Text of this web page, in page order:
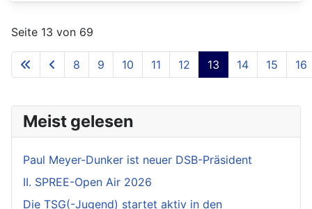
Seite 13 von 69
8 9 10 11 12 13 14 15 16
Meist gelesen
Paul Meyer-Dunker ist neuer DSB-Präsident
II. SPREE-Open Air 2026
Die TSG(-Jugend) startet aktiv in den